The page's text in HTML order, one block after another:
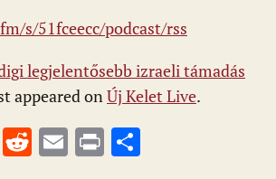
s/51fceecc/podcast/rss
legjelentősebb izraeli támadás
appeared onÚj Kelet Live.
W R E Pr